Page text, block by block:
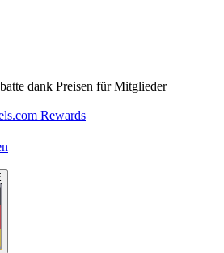
dank Preisen für Mitglieder
Rewards